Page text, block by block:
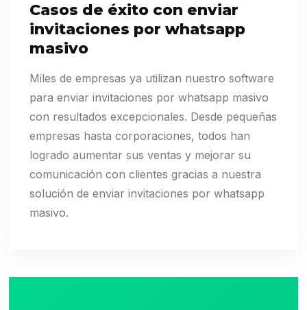
Casos de éxito con enviar
invitaciones por whatsapp
masivo
Miles de empresas ya utilizan nuestro software
para enviar invitaciones por whatsapp masivo
con resultados excepcionales. Desde pequeñas
empresas hasta corporaciones, todos han
logrado aumentar sus ventas y mejorar su
comunicación con clientes gracias a nuestra
solución de enviar invitaciones por whatsapp
masivo.